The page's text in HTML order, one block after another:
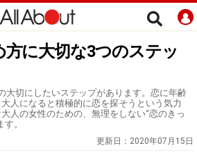
方に大切な3つのステッ
大切にしたいステップがあります。恋に年齢
人になると積極的に恋を探そうという気力
人の女性のための、無理をしない“恋のきっ
。
更新日： 2020年07月15日